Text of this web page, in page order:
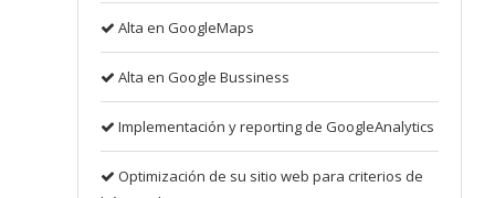
Alta en GoogleMaps
Alta en Google Bussiness
Implementación y reporting de GoogleAnalytics
Optimización de su sitio web para criterios de